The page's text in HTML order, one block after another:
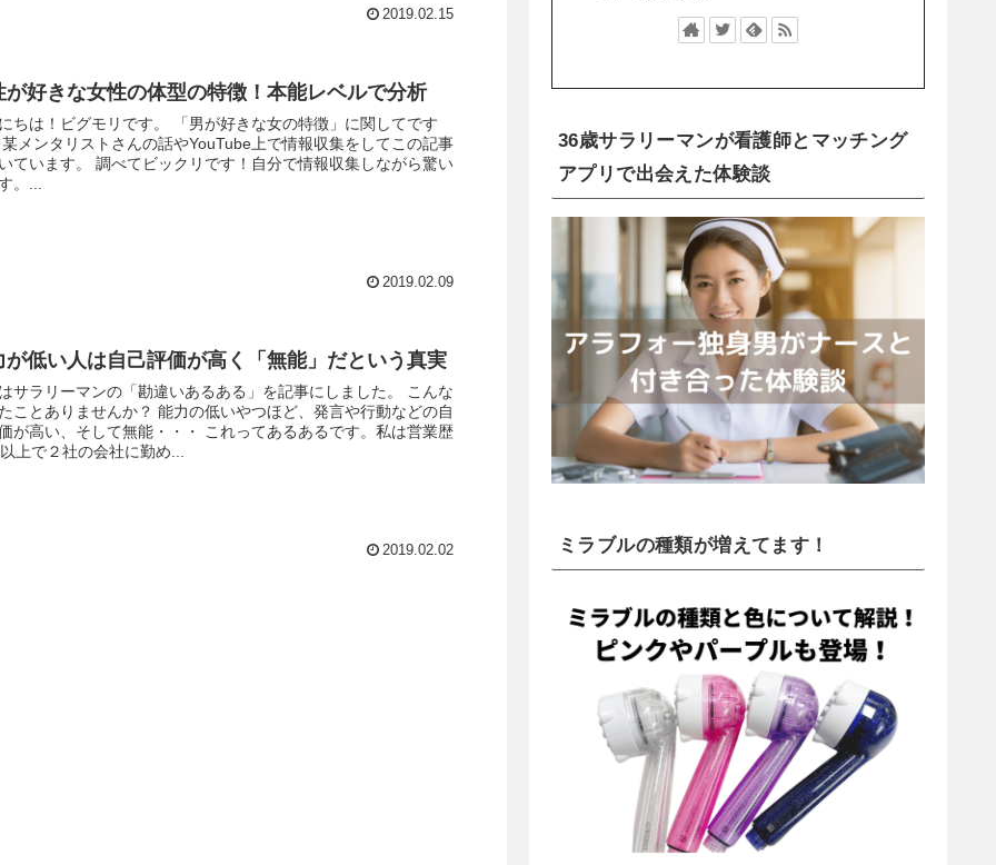
2019.02.15
が好きな女性の体型の特徴！本能レベルで分析
ビグモリです。 「男が好きな女の特徴」に関してです
事
べてビックリです！自分で情報収集しながら驚い
。...
2019.02.09
が低い人は自己評価が高く「無能」だという真実
サラリーマンの「勘違いあるある」を記事にしました。 こんな
りませんか？ 能力の低いやつほど、発言や行動などの自
い、そして無能・・・ これってあるあるです。私は営業歴
上で２社の会社に勤め...
2019.02.02
36歳サラリーマンが看護師とマッチング
アプリで出会えた体験談
ミラブルの種類が増えてます！